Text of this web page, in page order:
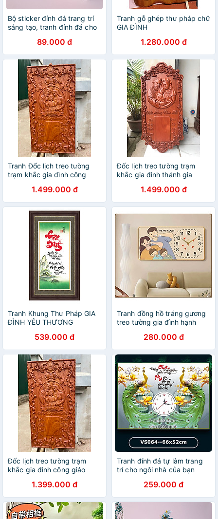
Bộ sticker đính đá trang trí
sáng tạo, tranh đính đá cho
đẹp mắt có khung gỗ
89.000 đ
Tranh gỗ ghép thư pháp chữ
GIA ĐÌNH
1.280.000 đ
Tranh Đốc lịch treo tường
trạm khắc gia đình công
40 ×80×3cm1.499.000 đ
Đốc lịch treo tường trạm
khắc gia đình thánh gia
đá kt 37×80×3cm
1.499.000 đ
Tranh Khung Thư Pháp GIA
ĐÌNH YÊU THƯƠNG
Giới Tranh Đẹp539.000 đ
Tranh đồng hồ tráng gương
treo tường gia đình hạnh
280.000 đ
Đốc lịch treo tường trạm
khắc gia đình công giáo
37×77×3cm1.399.000 đ
Tranh đính đá tự làm trang
trí cho ngôi nhà của bạn
kích thước lớn259.000 đ